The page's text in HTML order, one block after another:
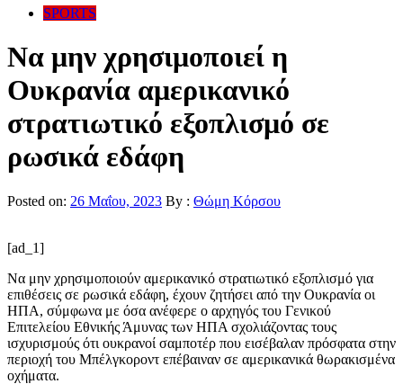
SPORTS
Να μην χρησιμοποιεί η
Ουκρανία αμερικανικό
στρατιωτικό εξοπλισμό σε
ρωσικά εδάφη
Posted on: 26 Μαΐου, 2023 By : Θώμη Κόρσου
[ad_1]
Να μην χρησιμοποιούν αμερικανικό στρατιωτικό εξοπλισμό για
επιθέσεις σε ρωσικά εδάφη, έχουν ζητήσει από την Ουκρανία οι
ΗΠΑ, σύμφωνα με όσα ανέφερε ο αρχηγός του Γενικού
Επιτελείου Εθνικής Άμυνας των ΗΠΑ σχολιάζοντας τους
ισχυρισμούς ότι ουκρανοί σαμποτέρ που εισέβαλαν πρόσφατα στην
περιοχή του Μπέλγκοροντ επέβαιναν σε αμερικανικά θωρακισμένα
οχήματα.